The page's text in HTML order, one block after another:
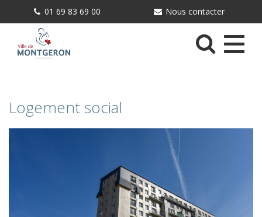
01 69 83 69 00 Nous contacter
Menu
Logement social